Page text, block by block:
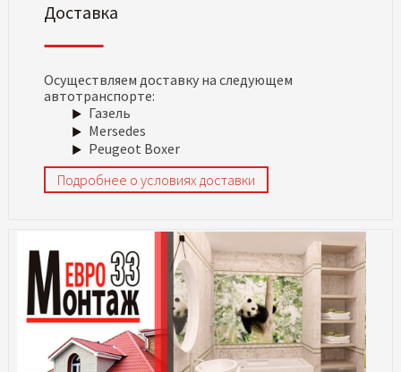
Доставка
Осуществляем доставку на следующем
автотранспорте:
Газель
Mersedes
Peugeot Boxer
Подробнее о условиях доставки